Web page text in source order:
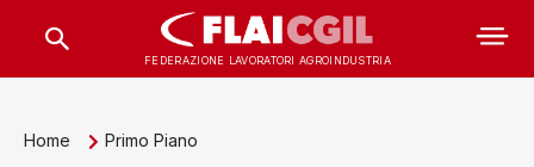
FEDERAZIONE LAVORATORI AGROINDUSTRIA
Home Primo Piano